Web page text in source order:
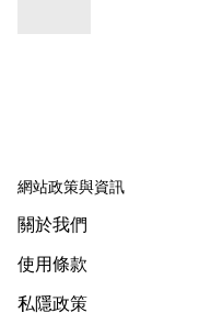
網站政策與資訊
關於我們
使用條款
私隱政策